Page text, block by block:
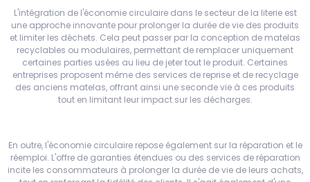
L'intégration de l'économie circulaire dans le secteur de la literie est
une approche innovante pour prolonger la durée de vie des produits
et limiter les déchets. Cela peut passer par la conception de matelas
recyclables ou modulaires, permettant de remplacer uniquement
certaines parties usées au lieu de jeter tout le produit. Certaines
entreprises proposent même des services de reprise et de recyclage
des anciens matelas, offrant ainsi une seconde vie à ces produits
tout en limitant leur impact sur les décharges.
En outre, l'économie circulaire repose également sur la réparation et le
réemploi. L'offre de garanties étendues ou des services de réparation
incite les consommateurs à prolonger la durée de vie de leurs achats,